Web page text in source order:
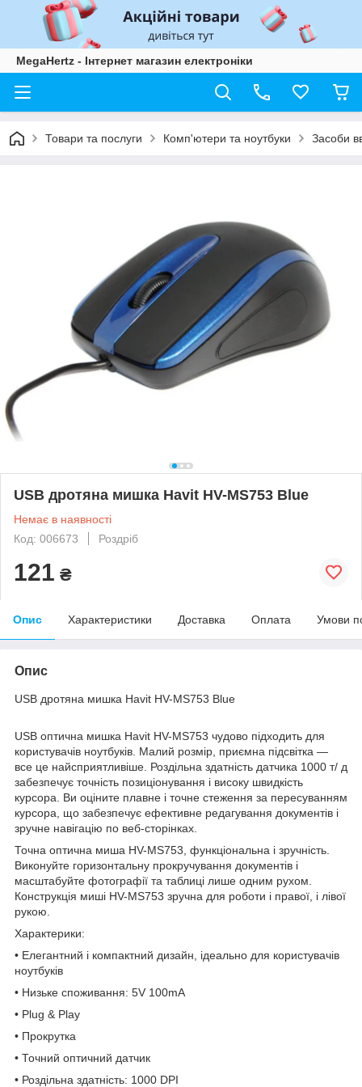
MegaHertz - Інтернет магазин електроніки
Товари та послуги Комп'ютери та ноутбуки Засоби
USB дротяна мишка Havit HV-MS753 Blue
Немає в наявності
Код: 006673
Роздріб
121 ₴
Опис Характеристики Доставка Оплата Умови
Опис
USB дротяна мишка Havit HV-MS753 Blue
USB оптична мишка Havit HV-MS753 чудово підходить для
користувачів ноутбуків. Малий розмір, приємна підсвітка —
все це найсприятливіше. Роздільна здатність датчика 1000 т/ д
забезпечує точність позиціонування і високу швидкість
курсора. Ви оціните плавне і точне стеження за пересуванням
курсора, що забезпечує ефективне редагування документів і
зручне навігацію по веб-сторінках.
Точна оптична миша HV-MS753, функціональна і зручність.
Виконуйте горизонтальну прокручування документів і
масштабуйте фотографії та таблиці лише одним рухом.
Конструкція миші HV-MS753 зручна для роботи і правої, і лівої
рукою.
Характерики:
• Елегантний і компактний дизайн, ідеально для користувачів
ноутбуків
• Низьке споживання: 5V 100mA
• Plug & Play
• Прокрутка
• Точний оптичний датчик
• Роздільна здатність: 1000 DPI